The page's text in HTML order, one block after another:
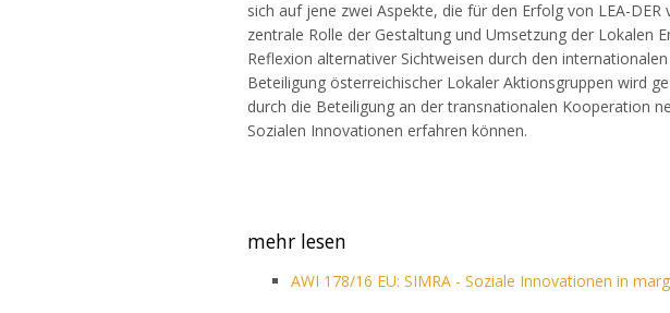
sich auf jene zwei Aspekte, die für den Erfolg von LEA-
zentrale Rolle der Gestaltung und Umsetzung der Lokalen
Reflexion alternativer Sichtweisen durch den
Beteiligung österreichischer Lokaler Aktionsgruppen wird
durch die Beteiligung an der transnationalen Kooperation
Sozialen Innovationen erfahren können.
mehr lesen
AWI 178/16 EU: SIMRA - Soziale Innovationen in